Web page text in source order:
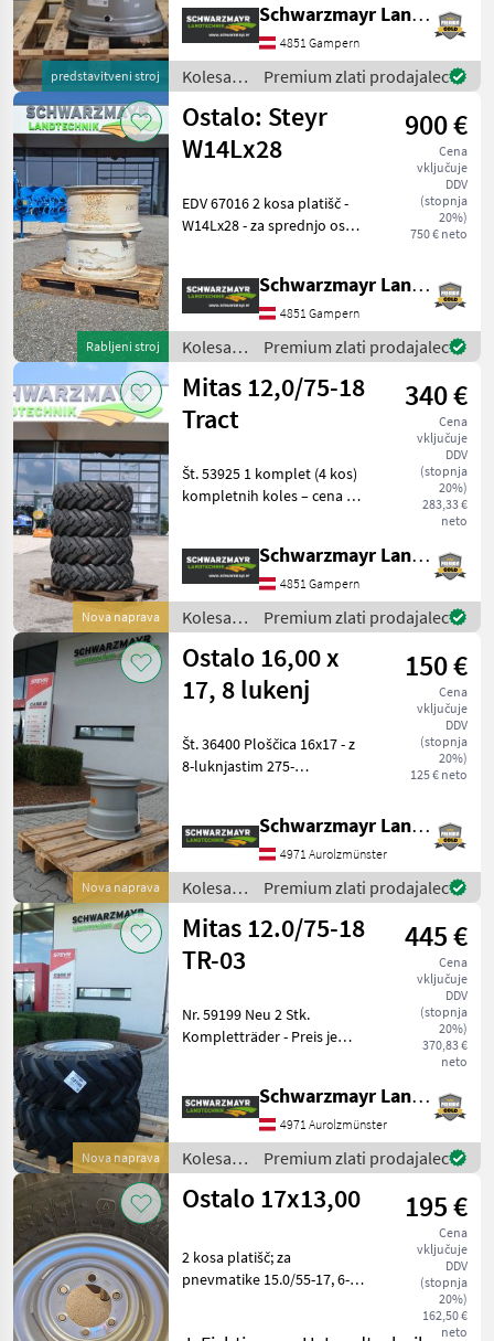
predstavitveni stroj
8 luknjami - z ET 0 rahlo
rabljeno Prodajna ekipa
podjet
Schwarzmayr Landtechnik GmbH - Gampern
4851 Gampern
Kolesa,
platišča
in
pnevmatike
/
Premium zlati prodajalec
Rabljeni stroj
Ostalo: Steyr
W14Lx28
900 €
Cena
vključuje
DDV
(stopnja
20%)
750 € neto
EDV 67016 2 kosa platišč -
W14Lx28 - za sprednjo os
290 mm - razdalja med
luknjami = 330 mm - vijaki =
8 x
Schwarzmayr Landtechnik GmbH - Gampern
4851 Gampern
Kolesa,
platišča
in
pnevmatike
/
Premium zlati prodajalec
Nova naprava
Mitas 12,0/75-18
Tract
340 €
Cena
vključuje
DDV
(stopnja
20%)
283,33 €
neto
Št. 53925 1 komplet (4 kos)
kompletnih koles – cena na
TR-03 - z 12 PL - z indeksom
116 A8 - NOVO Prodajna
Schwarzmayr Landtechnik GmbH - Gampern
4851 Gampern
Kolesa,
platišča
in
pnevmatike
/ Mitas
Premium zlati prodajalec
Nova naprava
Ostalo 16,00 x
17, 8 lukenj
150 €
Cena
vključuje
DDV
(stopnja
20%)
125 € neto
Št. 36400 Ploščica 16x17 - z
8-luknjastim 275-
Prodajna ekipa podjetja
Schwarzmayr vam bo z
veseljem predst
Schwarzmayr Landtechnik GmbH - Aurolzmünster
4971 Aurolzmünster
Kolesa,
platišča
in
pnevmatike
/
Premium zlati prodajalec
Nova naprava
Mitas 12.0/75-18
TR-03
445 €
Cena
vključuje
DDV
(stopnja
20%)
370,83 €
neto
Nr. 59199 Neu 2 Stk.
Kompletträder - Preis je
Tragfähigkeit - mit 8-
Lochfelge - mit 220mm
Innenloch - mit 3
Schwarzmayr Landtechnik GmbH - Aurolzmünster
4971 Aurolzmünster
Kolesa,
platišča
in
/ Mitas
Premium zlati prodajalec
Ostalo 17x13,00 195 €
Cena
vključuje
DDV
(stopnja
20%)
162,50 €
neto
2 kosa platišč; za
pnevmatike 15.0/55-17, 6-